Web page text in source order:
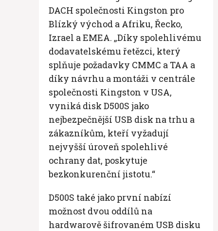
DACH společnosti Kingston pro
Blízký východ a Afriku, Řecko,
Izrael a EMEA. „Díky spolehlivému
dodavatelskému řetězci, který
splňuje požadavky CMMC a TAA a
díky návrhu a montáži v centrále
společnosti Kingston v USA,
vyniká disk D500S jako
nejbezpečnější USB disk na trhu a
zákazníkům, kteří vyžadují
nejvyšší úroveň spolehlivé
ochrany dat, poskytuje
bezkonkurenční jistotu.“
D500S také jako první nabízí
možnost dvou oddílů na
hardwarově šifrovaném USB disku